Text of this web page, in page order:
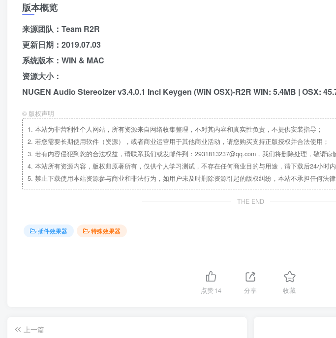
版本概览
来源团队：Team R2R
更新日期：2019.07.03
系统版本：WIN & MAC
资源大小：
NUGEN Audio Stereoizer v3.4.0.1 Incl Keygen (WiN OSX)-R2R WIN: 5.4MB | OSX:
© 版权声明
1. 本站为非营利性个人网站，所有资源来自网络收集整理，不对其内容和真实性负责，不提供安装指导；
2. 若您需要长期使用软件（资源），或者商业运营用于其他商业活动，请您购买支持正版授权并合法使用；
3. 若有内容侵犯到您的合法权益，请联系我们或发邮件到：2931813237@qq.com，我们将删除处理，敬请谅
4. 本站所有资源内容，版权归原著所有，仅供个人学习测试，不存在任何商业目的与用途，请下载后24小时内
5. 禁止下载使用本站资源参与商业和非法行为，如用户未及时删除资源引起的版权纠纷，本站不承担任何法律
THE END
插件效果器 特殊效果器
点赞14 分享 收藏
上一篇